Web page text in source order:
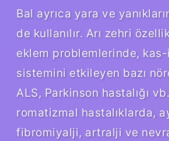
Bal ayrıca yara ve
de kullanılır. Arı zehri
eklem problemlerinde,
sistemini etkileyen bazı
ALS, Parkinson hastalığı
romatizmal hastalıklarda,
fibromiyalji, artralji ve